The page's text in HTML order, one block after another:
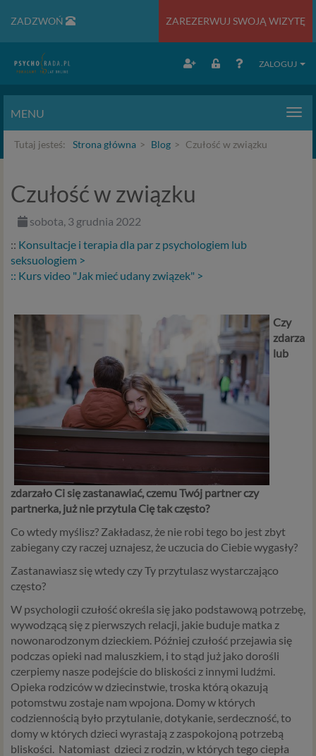
ZADZWOŃ ZAREZERWUJ SWOJĄ WIZYTĘ
ZALOGUJ
MENU
Tutaj jesteś: Strona główna Blog Czułość w związku
Czułość w związku
sobota, 3 grudnia 2022
:: Konsultacje i terapia dla par z psychologiem lub
seksuologiem >
:: Kurs video "Jak mieć udany związek" >
Czy
zdarza
lub
zdarzało Ci się zastanawiać, czemu Twój partner czy
partnerka, już nie przytula Cię tak często?
Co wtedy myślisz? Zakładasz, że nie robi tego bo jest zbyt
zabiegany czy raczej uznajesz, że uczucia do Ciebie wygasły?
Zastanawiasz się wtedy czy Ty przytulasz wystarczająco
często?
W psychologii czułość określa się jako podstawową potrzebę,
wywodzącą się z pierwszych relacji, jakie buduje matka z
nowonarodzonym dzieckiem. Później czułość przejawia się
podczas opieki nad maluszkiem, i to stąd już jako dorośli
czerpiemy nasze podejście do bliskości z innymi ludźmi.
Opieka rodziców w dziecinstwie, troska którą okazują
potomstwu zostaje nam wpojona. Domy w których
codziennością było przytulanie, dotykanie, serdeczność, to
domy w których dzieci wyrastają z zaspokojoną potrzebą
bliskości. Natomiast dzieci z rodzin, w których tego ciepła